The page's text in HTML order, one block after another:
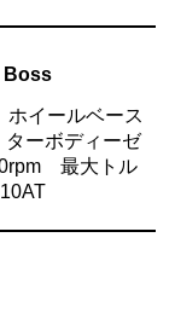
Boss
イールベース
ーボディーゼ
最大トル